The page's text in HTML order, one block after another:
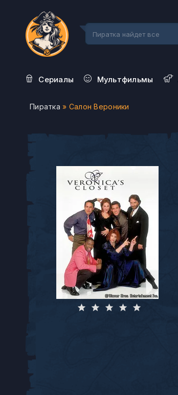
Сериалы Мультфильмы
Пиратка » Салон Вероники